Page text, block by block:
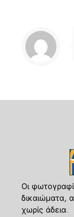
Οι
δικαιώματα,
χωρίς άδεια.